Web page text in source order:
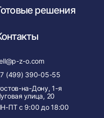
решения
z-o.com
(499) 390-05-55
на-Дону, 1-я
улица, 20
ПТ с 9:00 до 18:00